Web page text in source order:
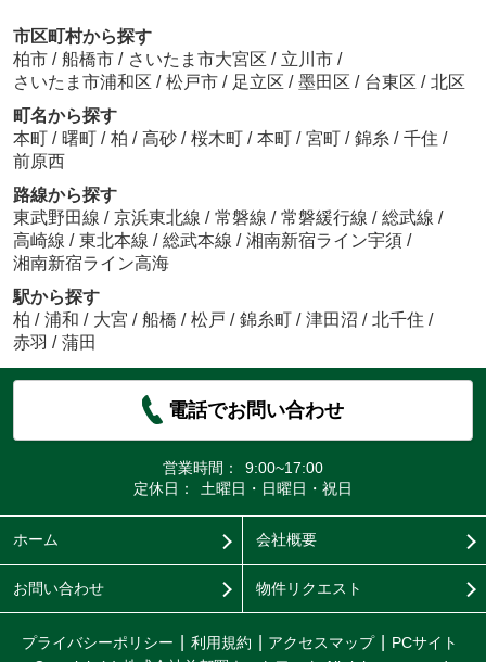
市区町村から探す
柏市 / 船橋市 / さいたま市大宮区 / 立川市 /
さいたま市浦和区 / 松戸市 / 足立区 / 墨田区 / 台東区 / 北区
町名から探す
本町 / 曙町 / 柏 / 高砂 / 桜木町 / 本町 / 宮町 / 錦糸 / 千住 /
前原西
路線から探す
東武野田線 / 京浜東北線 / 常磐線 / 常磐緩行線 / 総武線 /
高崎線 / 東北本線 / 総武本線 / 湘南新宿ライン宇須 /
湘南新宿ライン高海
駅から探す
柏 / 浦和 / 大宮 / 船橋 / 松戸 / 錦糸町 / 津田沼 / 北千住 /
赤羽 / 蒲田
電話でお問い合わせ
営業時間：
9:00~17:00
定休日：
土曜日・日曜日・祝日
ホーム 会社概要
お問い合わせ 物件リクエスト
プライバシーポリシー 利用規約 アクセスマップ
PCサイト